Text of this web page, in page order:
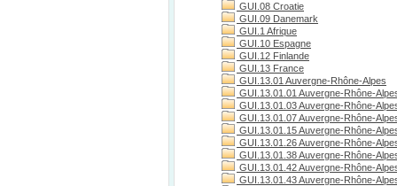
GUI.08 Croatie
GUI.09 Danemark
GUI.1 Afrique
GUI.10 Espagne
GUI.12 Finlande
GUI.13 France
GUI.13.01 Auvergne-Rhône-Alpes
GUI.13.01.01 Auvergne-Rhône-
GUI.13.01.03 Auvergne-Rhône-
GUI.13.01.07 Auvergne-Rhône-
GUI.13.01.15 Auvergne-Rhône-
GUI.13.01.26 Auvergne-Rhône-
GUI.13.01.38 Auvergne-Rhône-
GUI.13.01.42 Auvergne-Rhône-
GUI.13.01.43 Auvergne-Rhône-